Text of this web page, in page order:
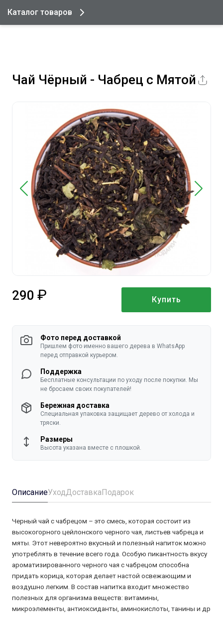
Каталог товаров
Чай Чёрный - Чабрец с Мятой
290 Купить
Фото перед доставкой
Пришлем фото именно вашего дерева в WhatsApp
перед отправкой курьером.
Поддержка
Бесплатные консультации по уходу после покупки. Мы
не бросаем своих покупателей!
Бережная доставка
Специальная упаковка защищает дерево от холода и
тряски.
Размеры
Высота указана вместе с плошкой.
ОписаниеУходДоставкаПодарок
Черный чай с чабрецом – это смесь, которая состоит из
высокогорного цейлонского черного чая, листьев чабреца и
мяты. Этот невероятно вкусный и полезный напиток можно
употреблять в течение всего года. Особую пикантность вкусу
ароматизированного черного чая с чабрецом способна
придать корица, которая делает настой освежающим и
воздушно легким. В состав напитка входит множество
полезных для организма веществ: витамины,
микроэлементы, антиоксиданты, аминокислоты, танины и др